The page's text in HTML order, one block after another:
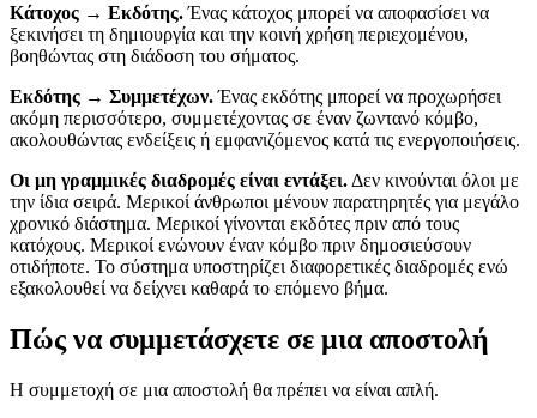
Κάτοχος → Εκδότης.Ένας κάτοχος μπορεί να αποφασίσει να
ξεκινήσει τη δημιουργία και την κοινή χρήση περιεχομένου,
βοηθώντας στη διάδοση του σήματος.
Εκδότης → Συμμετέχων.Ένας εκδότης μπορεί να προχωρήσει
ακόμη περισσότερο, συμμετέχοντας σε έναν ζωντανό κόμβο,
ακολουθώντας ενδείξεις ή εμφανιζόμενος κατά τις ενεργοποιήσεις.
Οι μη γραμμικές διαδρομές είναι εντάξει. Δεν κινούνται όλοι με
την ίδια σειρά. Μερικοί άνθρωποι μένουν παρατηρητές για μεγάλο
χρονικό διάστημα. Μερικοί γίνονται εκδότες πριν από τους
κατόχους. Μερικοί ενώνουν έναν κόμβο πριν δημοσιεύσουν
οτιδήποτε. Το σύστημα υποστηρίζει διαφορετικές διαδρομές ενώ
εξακολουθεί να δείχνει καθαρά το επόμενο βήμα.
Πώς να συμμετάσχετε σε μια αποστολή
Η συμμετοχή σε μια αποστολή θα πρέπει να είναι απλή.